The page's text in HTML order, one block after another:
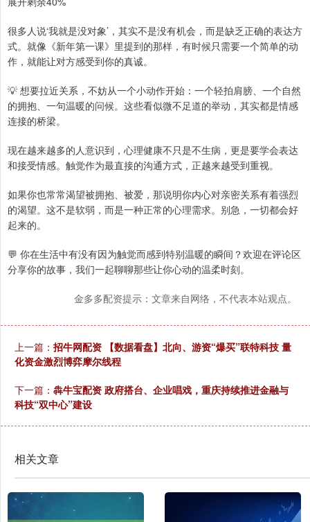
很多人说‘我就是没对象’，其实不是没有机会，而是缺乏正确的表达方
式。就像《新年第一课》里提到的那样，有时候只需要一个简单的动
作，就能让对方感受到你的真诚。
💡 想要拉近关系，不妨从一个小动作开始：一个轻拍肩膀、一个自然
的拥抱、一句温暖的问候。这些看似微不足道的举动，其实都是情感
连接的桥梁。
现在越来越多的人意识到，心理健康不只是不生病，更是要学会表达
和接受情感。触觉作为最直接的沟通方式，正越来越受到重视。
如果你也常常渴望被拥抱、被爱，那说明你内心对亲密关系有着强烈
的渴望。这不是软弱，而是一种正常的心理需求。别急，一切都会好
起来的。
💬 你在生活中有没有因为触觉而感到特别温暖的瞬间？欢迎在评论区
分享你的故事，我们一起聊聊那些让你心动的温柔时刻。
金多多配资提示：文章来自网络，不代表本站观点。
上一篇： 招牛网配资 【数据看盘】北向、游资“爆买”联特科技 量
化资金激烈博弈摩尔线程
下一篇： 犇牛宝配资 政府搭台、企业唱戏，重庆持续推进金融与
科技“双中心”建设
相关文章